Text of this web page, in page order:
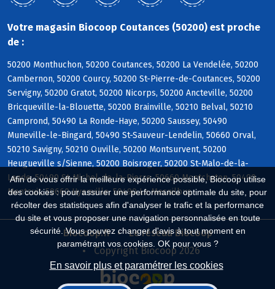
Afin de vous offrir la meilleure expérience possible, Biocoop utilise
des cookies : pour assurer une performance optimale du site, pour
récolter des statistiques afin d'analyser le trafic et la performance
du site et vous proposer une navigation personnalisée en toute
sécurité. Vous pouvez changer d'avis à tout moment en
paramétrant vos cookies. OK pour vous ?
En savoir plus et paramétrer les cookies
Votre magasin Biocoop Coutances (50200) est proche
de :
50200 Monthuchon, 50200 Coutances, 50200 La Vendelée, 50200
Cambernon, 50200 Courcy, 50200 St-Pierre-de-Coutances, 50200
Servigny, 50200 Gratot, 50200 Nicorps, 50200 Ancteville, 50200
Bricqueville-la-Blouette, 50200 Brainville, 50210 Belval, 50210
Camprond, 50490 La Ronde-Haye, 50200 Saussey, 50490
Muneville-le-Bingard, 50490 St-Sauveur-Lendelin, 50660 Orval,
50210 Savigny, 50210 Ouville, 50200 Montsurvent, 50200
Heugueville s/Sienne, 50200 Boisroger, 50200 St-Malo-de-la-
Lande, 50490 St-Michel-de-la-Pierre, 50660 Montchaton, 50490
Montcuit, 50660 Hyenville, 50490 Le Mesnilbus
Biocoop.fr
Le réseau Biocoop
Copyright Biocoop 2026